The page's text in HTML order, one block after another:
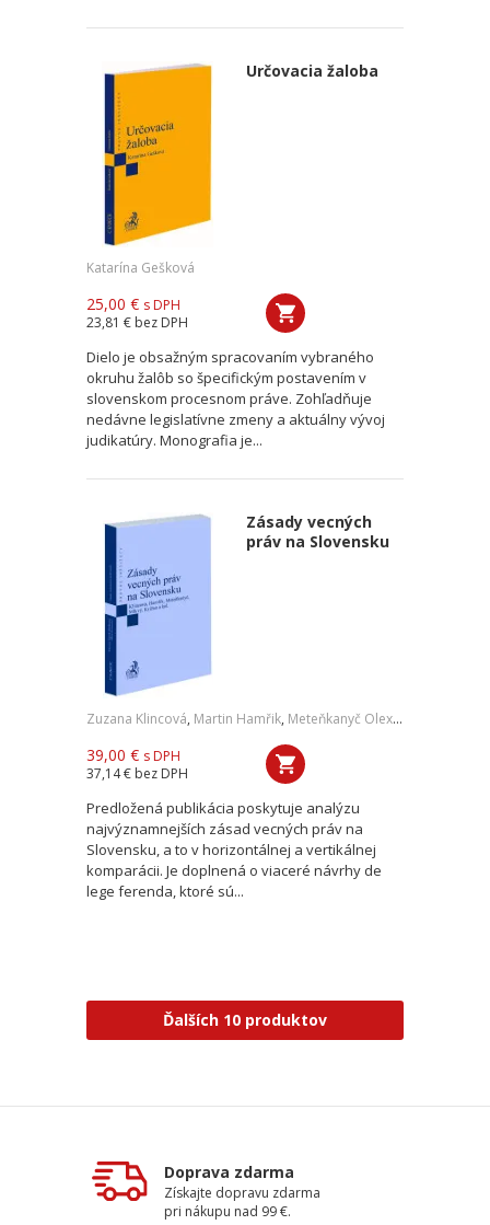
Určovacia žaloba
Katarína Gešková
25,00 € s DPH
23,81 € bez DPH
Dielo je obsažným spracovaním vybraného
okruhu žalôb so špecifickým postavením v
slovenskom procesnom práve. Zohľadňuje
nedávne legislatívne zmeny a aktuálny vývoj
judikatúry. Monografia je...
Zásady vecných
práv na Slovensku
Zuzana Klincová, Martin Hamřik, Meteňkanyč Olexij Mychajlovyč
39,00 € s DPH
37,14 € bez DPH
Predložená publikácia poskytuje analýzu
najvýznamnejších zásad vecných práv na
Slovensku, a to v horizontálnej a vertikálnej
komparácii. Je doplnená o viaceré návrhy de
lege ferenda, ktoré sú...
Ďalších 10 produktov
Doprava zdarma
Získajte dopravu zdarma
pri nákupu nad 99 €.